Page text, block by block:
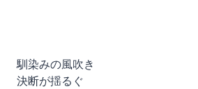
馴染みの風吹き
決断が揺るぐ